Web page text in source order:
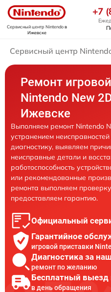
Сервисный центр Nintendoв
Ижевске
+7
Сервисный центр
Ремонт
Nintendo New
Ижевске
Выполняем ремонт Nintendo
устранением
диагностику, выявляем
неисправные детали и
работоспособность
или рекомендованные
ремонта выполняем
предоставляем гарантию.
Официальный
Гарантийное
игровой приставки
Диагностика за
ремонт по желанию
Бесплатный выезд
в день обращения